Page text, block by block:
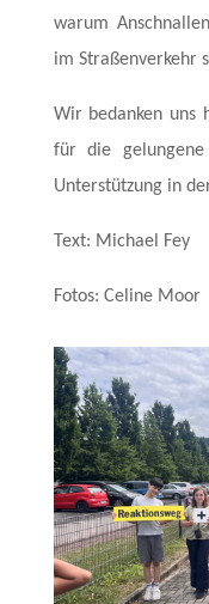
warum
im Straßenverkehr
Wir bedanken uns
für die
Unterstützung in
Text: Michael Fey
Fotos: Celine Moor